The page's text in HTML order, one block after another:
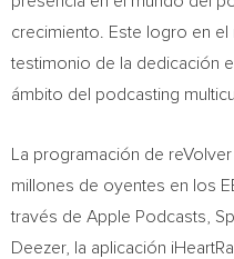
crecimiento. Este logro en
testimonio de la dedicación
ámbito del podcasting
La programación de
millones de oyentes en los
través de Apple Podcasts,
Deezer, la aplicación